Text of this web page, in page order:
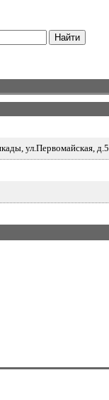
ул.Первомайская, д.5